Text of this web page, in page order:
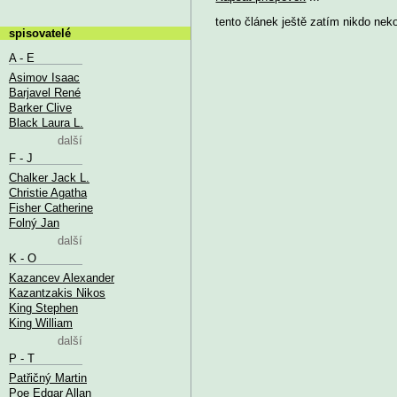
tento článek ještě zatím nikdo
spisovatelé
A - E
Asimov Isaac
Barjavel René
Barker Clive
Black Laura L.
další
F - J
Chalker Jack L.
Christie Agatha
Fisher Catherine
Folný Jan
další
K - O
Kazancev Alexander
Kazantzakis Nikos
King Stephen
King William
další
P - T
Patřičný Martin
Poe Edgar Allan